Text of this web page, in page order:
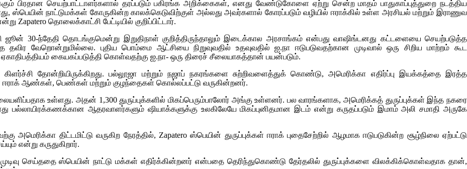
பிரதான செயற்பாட்டாளர்களால் தரப்படும் பகிரங்க அறிக்கைகள், எனது வேண்டுகோளை ஏற்று சென்ற மாதம் பாதுகாப்புத்துறை நடத்திய
ஸ்பெயின் நாட்டுமக்கள் கோருகின்ற காலக்கெடுவிற்குள் அல்லது அவர்களால் கோரப்படும் வழியில் ஈராக்கில் உள்ள அரசியல் மற்றும் இராணுவ
Zapatero தொலைக்காட்சி பேட்டியில் குறிப்பிட்டார்.
ஜூன் 30-ந்தேதி தொடங்குமென்று இறுதிநாள் குறித்திருந்தாலும் இடைக்கால அரசாங்கம் என்பது வாஷிங்டனது கட்டளையை செயற்படுத்த
வேறொன்றுமில்லை. புதிய பொம்மை ஆட்சியை நிறுவுவதில் உதவுவதில் ஐ.நா ஈடுபடுவதற்கான முடிவால் ஒரு சிறிய மாற்றம் கூட
கையகப்படுத்தி கொள்வதற்கு ஐ.நா- ஒரு திரைச் சீலையாகத்தான் பயன்படும்.
கிளர்ச்சி தோன்றியிருக்கிறது. பல்லூஜா மற்றும் நஜாப் நகரங்களை சுற்றிவளைத்துக் கொண்டு, அமெரிக்கா எதிர்ப்பு இயக்கத்தை இரத்த
ஆண்கள், பெண்கள் மற்றும் குழந்தைகள் கொல்லப்பட்டு வருகின்றனர்.
உள்ளது. அதன் 1,300 துருப்புக்களில் மிகப்பெரும்பாலோர் அங்கு உள்ளனர். பல வாரங்களாக, அமெரிக்கத் துருப்புக்கள் இந்த நகரை
பல்லாயிரக்கணக்கான ஆதரவாளர்களும் ஷியாக்களுக்கு உலகிலேயே மிகப்புனிதமான இடம் என்று கருதப்படும் இமாம் அலி சமாதி அருகே
அமெரிக்கா திட்டமிட்டு வருகிற நேரத்தில், Zapateroஸ்பெயின் துருப்புக்கள் ஈராக் புதைசேற்றில் ஆழமாக ஈடுபடுகின்ற சூழ்நிலை ஏற்பட்டு
என்று கருதுகிறார்.
செய்ததை ஸ்பெயின் நாட்டு மக்கள் எதிர்க்கின்றனர் என்பதை தெரிந்துகொண்டு தேர்தலில் துருப்புக்களை விலக்கிக்கொள்வதாக தான்,